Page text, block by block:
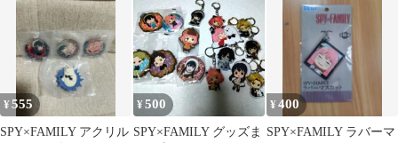
¥555
SPY×FAMILY アクリル
¥500
SPY×FAMILY グッズま
¥400
SPY×FAMILY ラバーマ